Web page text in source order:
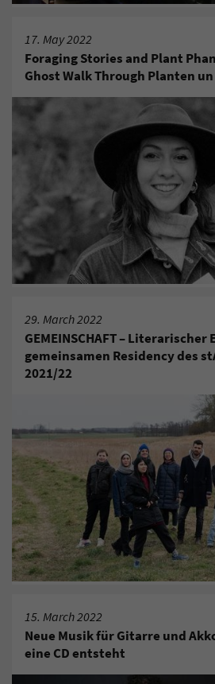
17. May 2022
Foraging Stories and Plant
Ghost Walk Through Planten
29. March 2022
GEMEINSCHAFT – Literarischer
gemeinsamen Residency des
2021/22
15. March 2022
Neue Musik für Gitarre und
eine CD entsteht